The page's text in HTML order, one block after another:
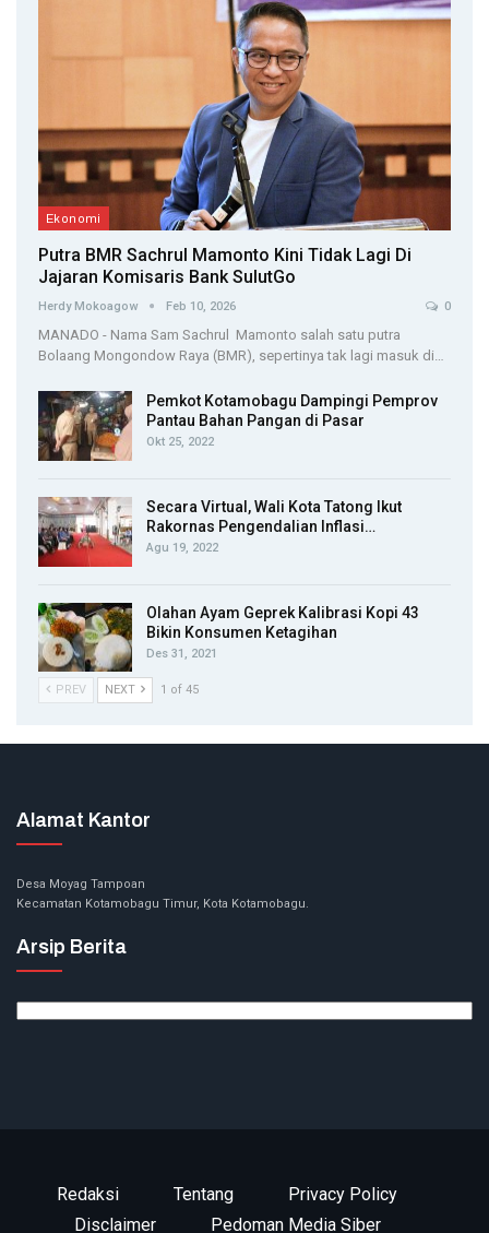
Ekonomi
Putra BMR Sachrul Mamonto Kini Tidak Lagi Di
Jajaran Komisaris Bank SulutGo
Herdy Mokoagow Feb 10, 2026 0
MANADO - Nama Sam Sachrul Mamonto salah satu putra
Bolaang Mongondow Raya (BMR), sepertinya tak lagi masuk di…
Pemkot Kotamobagu Dampingi Pemprov
Pantau Bahan Pangan di Pasar
Okt 25, 2022
Secara Virtual, Wali Kota Tatong Ikut
Rakornas Pengendalian Inflasi…
Agu 19, 2022
Olahan Ayam Geprek Kalibrasi Kopi 43
Bikin Konsumen Ketagihan
Des 31, 2021
PREV NEXT 1 of 45
Alamat Kantor
Desa Moyag Tampoan
Kecamatan Kotamobagu Timur, Kota Kotamobagu.
Arsip Berita
Redaksi Tentang
Privacy Policy
Disclaimer
Pedoman Media Siber